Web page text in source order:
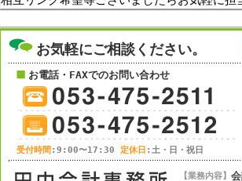
お気軽にご相談ください。
お電話・FAXでのお問い合わせ
受付時間 :9:00〜17:30 定休日 :土・日・祝日
【業務内容】